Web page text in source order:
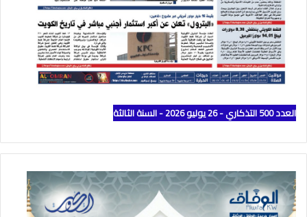
العدد 500 التذكاري - 26 يوليو 2026 - السنة الثالثة